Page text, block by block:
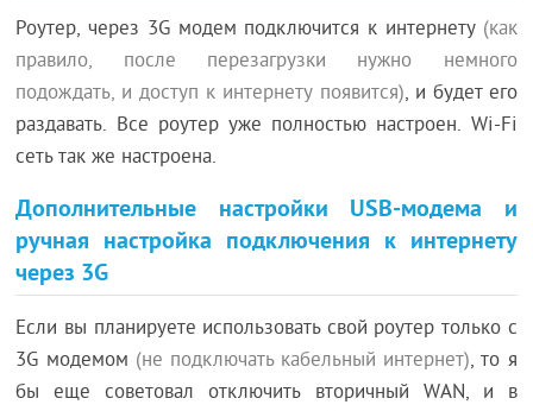
Роутер, через 3G модем подключится к интернету (как
правило, после перезагрузки нужно немного
подождать, и доступ к интернету появится), и будет его
раздавать. Все роутер уже полностью настроен. Wi-Fi
сеть так же настроена.
Дополнительные настройки USB-модема и
ручная настройка подключения к интернету
через 3G
Если вы планируете использовать свой роутер только с
3G модемом (не подключать кабельный интернет), то я
бы еще советовал отключить вторичный WAN, и в